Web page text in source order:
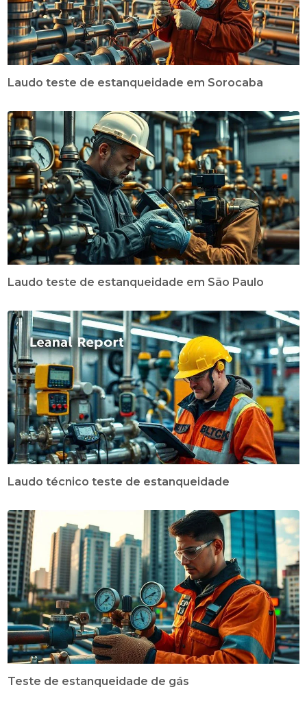
Laudo teste de estanqueidade em Sorocaba
Laudo teste de estanqueidade em São Paulo
Laudo técnico teste de estanqueidade
Teste de estanqueidade de gás